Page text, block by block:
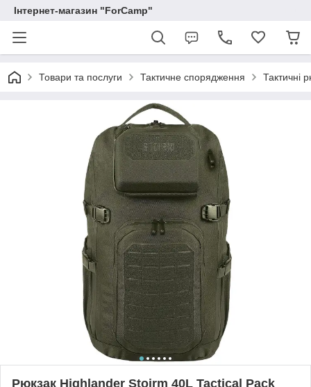
Інтернет-магазин "ForCamp"
Товари та послуги Тактичне спорядження Тактичні
Рюкзак Highlander Stoirm 40L Tactical Pack